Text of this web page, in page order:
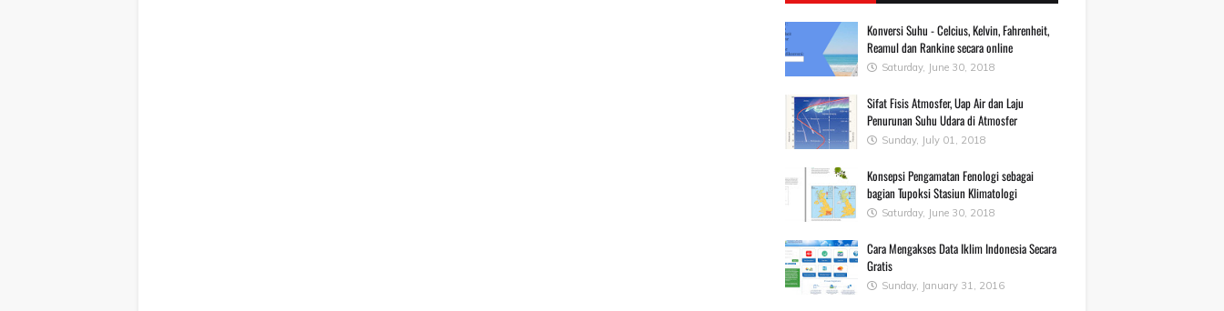
Konversi Suhu - Celcius, Kelvin, Fahrenheit,
Reamul dan Rankine secara online
Saturday, June 30, 2018
Sifat Fisis Atmosfer, Uap Air dan Laju
Penurunan Suhu Udara di Atmosfer
Sunday, July 01, 2018
Konsepsi Pengamatan Fenologi sebagai
bagian Tupoksi Stasiun Klimatologi
Saturday, June 30, 2018
Cara Mengakses Data Iklim Indonesia Secara
Gratis
Sunday, January 31, 2016